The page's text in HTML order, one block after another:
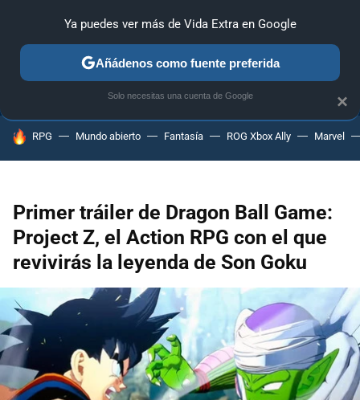
ANÁLISIS GUÍAS Y TRUCOS PC SONY NINTENDO
HOY SE HABLA DE
RPG Mundo abierto Fantasía ROG Xbox Ally Marvel
Primer tráiler de Dragon Ball Game:
Project Z, el Action RPG con el que
revivirás la leyenda de Son Goku
×
Ya puedes ver más de Vida Extra en Google
Añádenos como fuente preferida
Solo necesitas una cuenta de Google